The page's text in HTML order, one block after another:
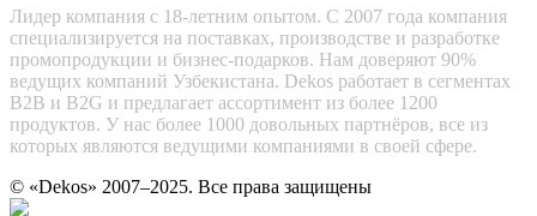
Лидер компания с 18-летним опытом. С 2007 года компания
специализируется на поставках, производстве и разработке
промопродукции и бизнес-подарков. Нам доверяют 90%
ведущих компаний Узбекистана. Dekos работает в сегментах
B2B и B2G и предлагает ассортимент из более 1200
продуктов. У нас более 1000 довольных партнёров, все из
которых являются ведущими компаниями в своей сфере.
© «Dekos» 2007–2025. Все права защищены